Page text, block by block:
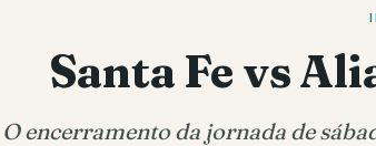
Santa Fe vs
O encerramento da jornada de